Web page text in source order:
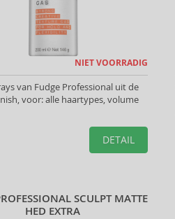
NIET VOORRADIG
van Fudge Professional uit de
voor: alle haartypes, volume
DETAIL
SCULPT MATTE
HED EXTRA